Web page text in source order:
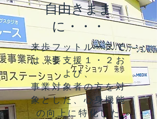
​自由きまま
に・・・
来歩フットルースで
は、要支援１・２お
よび、
事業対象者の方を対
象とした、心身機能
の向上に特化した